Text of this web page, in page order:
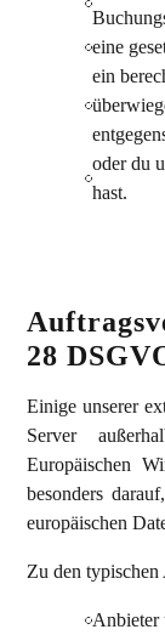
eine
ein
oder du
hast.
28
Einige unserer
Server
Europäischen
besonders
europäischen
Zu den typischen
Anbieter